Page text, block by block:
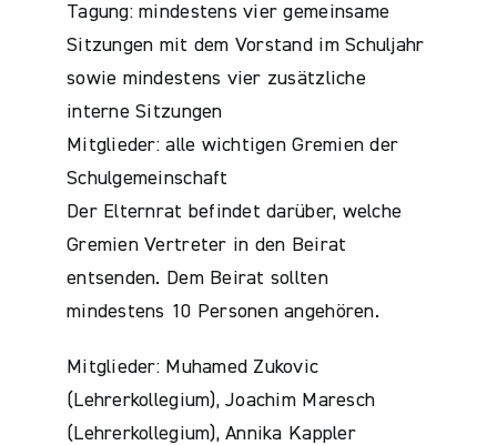
Tagung: mindestens vier gemeinsame
Sitzungen mit dem Vorstand im Schuljahr
sowie mindestens vier zusätzliche
interne Sitzungen
Mitglieder: alle wichtigen Gremien der
Schulgemeinschaft
Der Elternrat befindet darüber, welche
Gremien Vertreter in den Beirat
entsenden. Dem Beirat sollten
mindestens 10 Personen angehören.
Mitglieder: Muhamed Zukovic
(Lehrerkollegium), Joachim Maresch
(Lehrerkollegium), Annika Kappler